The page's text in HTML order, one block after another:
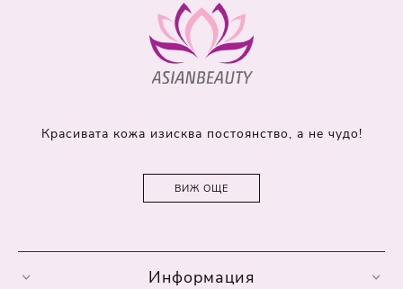
Красивата кожа изисква постоянство, а не чудо!
ВИЖ ОЩЕ
Информация